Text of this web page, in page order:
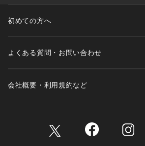
初めての方へ
よくある質問・お問い合わせ
会社概要・利用規約など